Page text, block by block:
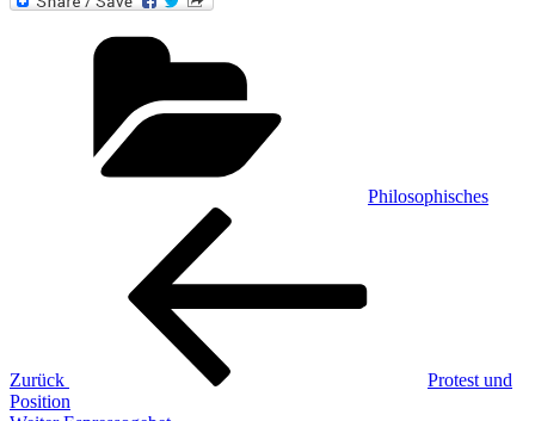
Philosophisches
Beitragsnavigation
Zurück
Protest und
Position